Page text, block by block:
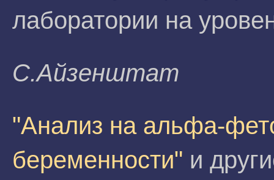
лаборатории на
C.Aйзeнштaт
"Анализ на альфа-
беременности" и